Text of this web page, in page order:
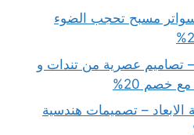
مسبح تحجب الضوء
تصاميم عصرية من تندات و
20%
– تصميمات هندسية